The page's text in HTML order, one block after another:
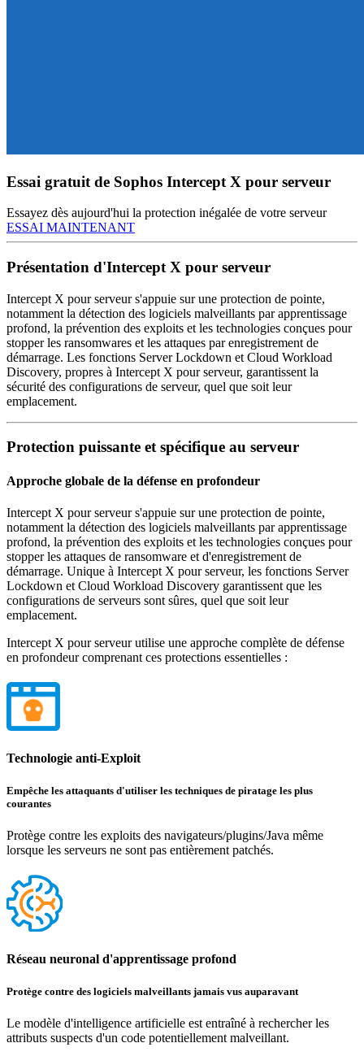
Essai gratuit de Sophos Intercept X pour serveur
Essayez dès aujourd'hui la protection inégalée de votre serveur
ESSAI MAINTENANT
Présentation d'Intercept X pour serveur
Intercept X pour serveur s'appuie sur une protection de pointe,
notamment la détection des logiciels malveillants par apprentissage
profond, la prévention des exploits et les technologies conçues pour
stopper les ransomwares et les attaques par enregistrement de
démarrage. Les fonctions Server Lockdown et Cloud Workload
Discovery, propres à Intercept X pour serveur, garantissent la
sécurité des configurations de serveur, quel que soit leur
emplacement.
Protection puissante et spécifique au serveur
Approche globale de la défense en profondeur
Intercept X pour serveur s'appuie sur une protection de pointe,
notamment la détection des logiciels malveillants par apprentissage
profond, la prévention des exploits et les technologies conçues pour
stopper les attaques de ransomware et d'enregistrement de
démarrage. Unique à Intercept X pour serveur, les fonctions Server
Lockdown et Cloud Workload Discovery garantissent que les
configurations de serveurs sont sûres, quel que soit leur
emplacement.
Intercept X pour serveur utilise une approche complète de défense
en profondeur comprenant ces protections essentielles :
Technologie anti-Exploit
Empêche les attaquants d'utiliser les techniques de piratage les plus
courantes
Protège contre les exploits des navigateurs/plugins/Java même
lorsque les serveurs ne sont pas entièrement patchés.
Réseau neuronal d'apprentissage profond
Protège contre des logiciels malveillants jamais vus auparavant
Le modèle d'intelligence artificielle est entraîné à rechercher les
attributs suspects d'un code potentiellement malveillant.